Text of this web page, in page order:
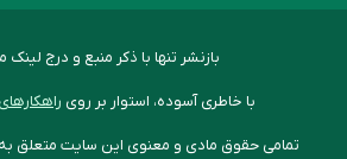
بازنشر تنها با ذکر منبع و درج
با خاطری آسوده، استوار بر روی
تمامی حقوق مادی و معنوی این سایت متعلق